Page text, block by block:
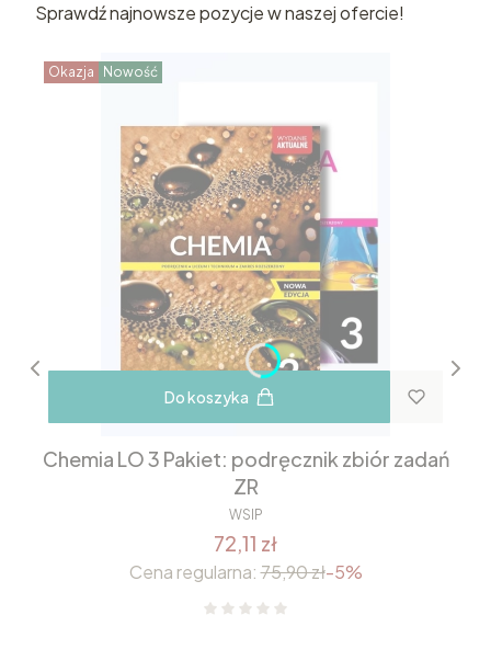
Sprawdź najnowsze pozycje w naszej ofercie!
Okazja Nowość
Do koszyka
Chemia LO 3 Pakiet: podręcznik zbiór zadań
ZR
WSIP
72,11 zł
Cena regularna: 75,90 zł-5%